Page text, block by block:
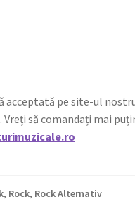
acceptată pe site-ul
să comandați mai
, Rock, Rock Alternativ